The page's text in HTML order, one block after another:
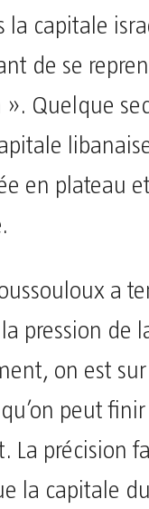
la capitale
de se
Quelque
en plateau
a
pression de
on est sur
peut
La précision
la capitale